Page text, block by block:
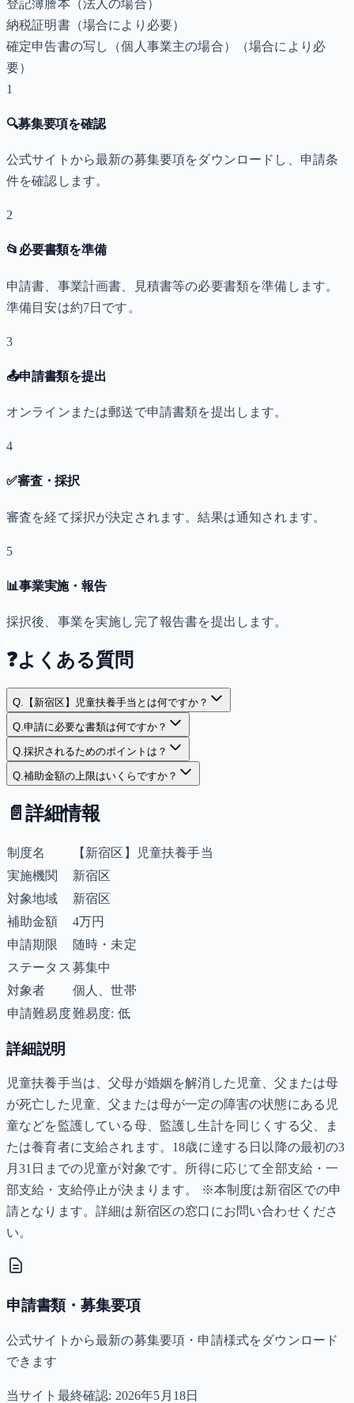
登記簿謄本（法人の場合）
納税証明書（場合により必要）
確定申告書の写し（個人事業主の場合）
（場合により必
要）
1
🔍募集要項を確認
公式サイトから最新の募集要項をダウンロードし、申請条
件を確認します。
2
📂 必要書類を準備
申請書、事業計画書、見積書等の必要書類を準備します。
準備目安は約7日です。
3
📤申請書類を提出
オンラインまたは郵送で申請書類を提出します。
4
✅審査・採択
審査を経て採択が決定されます。結果は通知されます。
5
📊事業実施・報告
採択後、事業を実施し完了報告書を提出します。
❓よくある質問
Q. 【新宿区】児童扶養手当とは何ですか？
Q.申請に必要な書類は何ですか？
Q.採択されるためのポイントは？
Q.補助金額の上限はいくらですか？
📄 詳細情報
制度名
【新宿区】児童扶養手当
実施機関
新宿区
対象地域
新宿区
補助金額
4万円
申請期限
随時・未定
ステータス 募集中
対象者
個人、世帯
申請難易度難易度: 低
詳細説明
児童扶養手当は、父母が婚姻を解消した児童、父または母
が死亡した児童、父または母が一定の障害の状態にある児
童などを監護している母、監護し生計を同じくする父、ま
たは養育者に支給されます。18歳に達する日以降の最初の3
月31日までの児童が対象です。所得に応じて全部支給・一
部支給・支給停止が決まります。 ※本制度は新宿区での申
請となります。詳細は新宿区の窓口にお問い合わせくださ
い。
申請書類・募集要項
公式サイトから最新の募集要項・申請様式をダウンロード
できます
当サイト最終確認: 2026年5月18日